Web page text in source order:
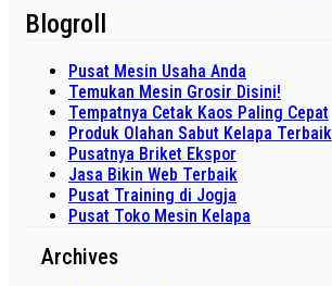
Blogroll
Pusat Mesin Usaha Anda
Temukan Mesin Grosir Disini!
Tempatnya Cetak Kaos Paling Cepat
Produk Olahan Sabut Kelapa Terbaik
Pusatnya Briket Ekspor
Jasa Bikin Web Terbaik
Pusat Training di Jogja
Pusat Toko Mesin Kelapa
Archives